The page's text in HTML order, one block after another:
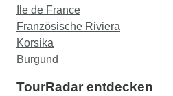
Ile de France
Französische Riviera
Korsika
Burgund
TourRadar entdecken